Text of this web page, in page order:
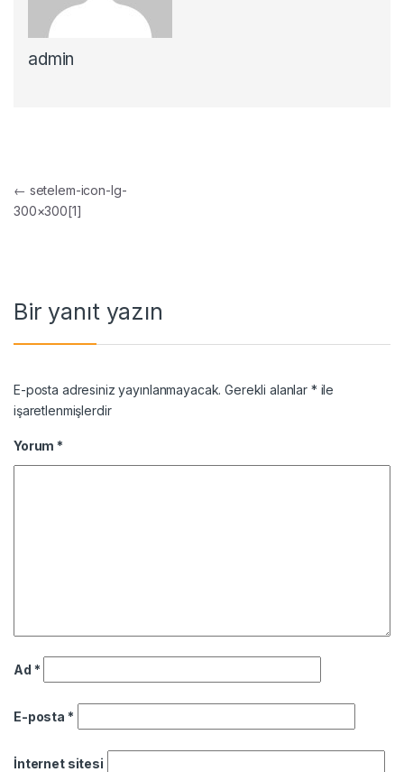
admin
Yazı gezinmesi
← setelem-icon-lg-
300×300[1]
Bir yanıt yazın
E-posta adresiniz yayınlanmayacak. Gerekli alanlar * ile
işaretlenmişlerdir
Yorum *
Ad *
E-posta *
İnternet sitesi